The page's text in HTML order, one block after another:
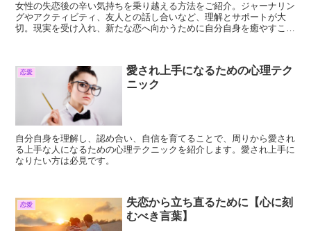
女性の失恋後の辛い気持ちを乗り越える方法をご紹介。ジャーナリン
グやアクティビティ、友人との話し合いなど、理解とサポートが大
切。現実を受け入れ、新たな恋へ向かうために自分自身を癒やすこと
恋愛
愛され上手になるための心理テク
ニック
自分自身を理解し、認め合い、自信を育てることで、周りから愛され
る上手な人になるための心理テクニックを紹介します。愛され上手に
なりたい方は必見です。
恋愛
失恋から立ち直るために【心に刻
むべき言葉】